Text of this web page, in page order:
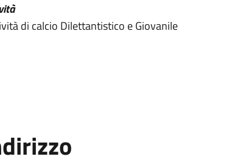
di calcio Dilettantistico e Giovanile